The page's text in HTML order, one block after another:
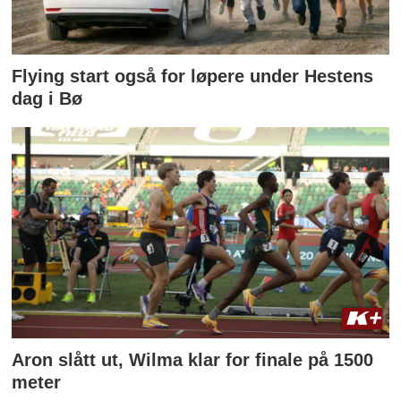
Flying start også for løpere under Hestens
dag i Bø
Aron slått ut, Wilma klar for finale på 1500
meter